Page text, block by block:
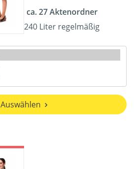
ca. 27 Aktenordner
240 Liter regelmäßig
Auswählen